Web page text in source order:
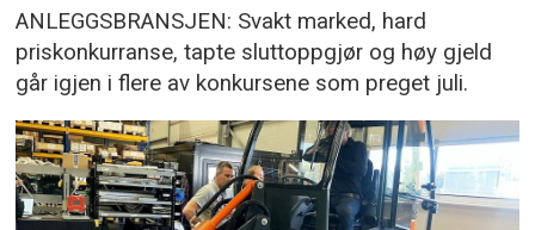
ANLEGGSBRANSJEN: Svakt marked, hard
priskonkurranse, tapte sluttoppgjør og høy gjeld
går igjen i flere av konkursene som preget juli.